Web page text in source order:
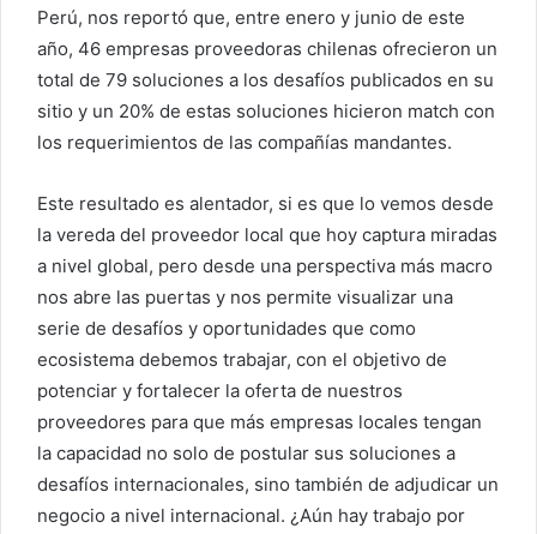
Perú, nos reportó que, entre enero y junio de este
año, 46 empresas proveedoras chilenas ofrecieron un
total de 79 soluciones a los desafíos publicados en su
sitio y un 20% de estas soluciones hicieron match con
los requerimientos de las compañías mandantes.
Este resultado es alentador, si es que lo vemos desde
la vereda del proveedor local que hoy captura miradas
a nivel global, pero desde una perspectiva más macro
nos abre las puertas y nos permite visualizar una
serie de desafíos y oportunidades que como
ecosistema debemos trabajar, con el objetivo de
potenciar y fortalecer la oferta de nuestros
proveedores para que más empresas locales tengan
la capacidad no solo de postular sus soluciones a
desafíos internacionales, sino también de adjudicar un
negocio a nivel internacional. ¿Aún hay trabajo por